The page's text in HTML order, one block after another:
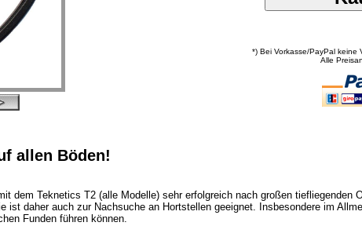
*) Bei Vorkasse/PayPal keine
Alle
allen Böden!
dem Teknetics T2 (alle Modelle) sehr erfolgreich nach großen tiefliegenden
daher auch zur Nachsuche an Hortstellen geeignet. Insbesondere im
Funden führen können.